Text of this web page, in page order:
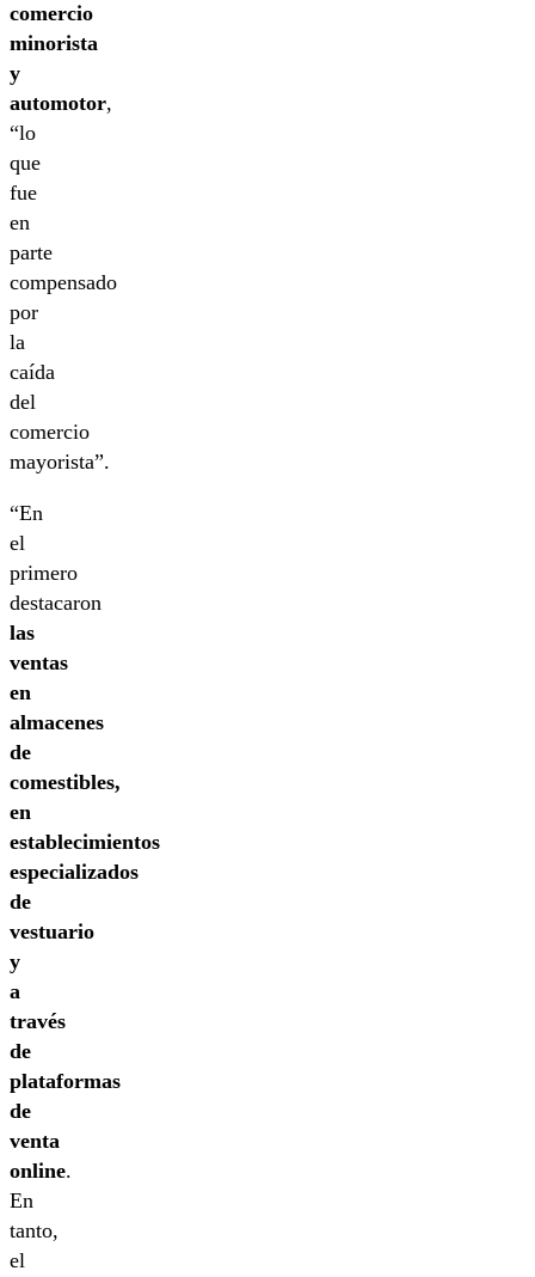
comercio
minorista
y
automotor,
“lo
que
fue
en
parte
compensado
por
la
caída
del
comercio
mayorista”.
“En
el
primero
destacaron
las
ventas
en
almacenes
de
comestibles,
en
establecimientos
especializados
de
vestuario
y
a
través
de
plataformas
de
venta
online.
En
tanto,
el